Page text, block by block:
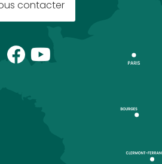
contacter